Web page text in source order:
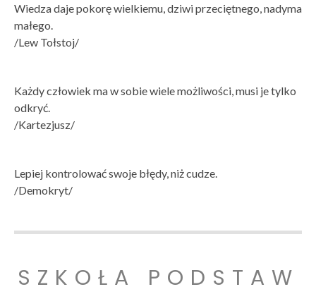
Wiedza daje pokorę wielkiemu, dziwi przeciętnego, nadyma
małego.
/Lew Tołstoj/
Każdy człowiek ma w sobie wiele możliwości, musi je tylko
odkryć.
/Kartezjusz/
Lepiej kontrolować swoje błędy, niż cudze.
/Demokryt/
SZKOŁA PODSTAW